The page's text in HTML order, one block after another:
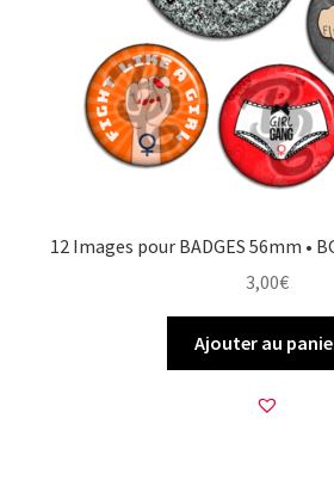
12 Images pour BADGES 56mm •
3,00€
Ajouter au